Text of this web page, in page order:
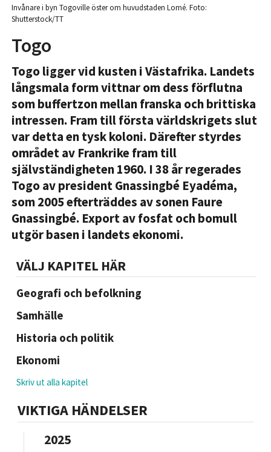
Invånare i byn Togoville öster om huvudstaden Lomé. Foto:
Shutterstock/TT
Togo
Togo ligger vid kusten i Västafrika. Landets
långsmala form vittnar om dess förflutna
som buffertzon mellan franska och brittiska
intressen. Fram till första världskrigets slut
var detta en tysk koloni. Därefter styrdes
området av Frankrike fram till
självständigheten 1960. I 38 år regerades
Togo av president Gnassingbé Eyadéma,
som 2005 efterträddes av sonen Faure
Gnassingbé. Export av fosfat och bomull
utgör basen i landets ekonomi.
VÄLJ KAPITEL HÄR
Geografi och befolkning
Samhälle
Historia och politik
Ekonomi
Skriv ut alla kapitel
VIKTIGA HÄNDELSER
2025